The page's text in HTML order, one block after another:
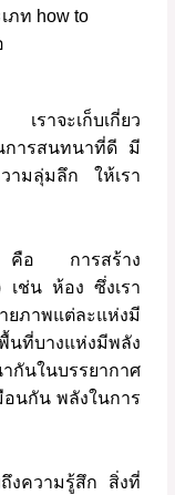
ภท how to
เราจะเก็บเกี่ยว
การสนทนาที่ดี
มี
วามลุ่มลึก
ให้เรา
คือ
การสร้าง
เช่น ห้อง ซึ่งเรา
ยภาพแต่ละแห่งมี
นที่บางแห่งมีพลัง
กันในบรรยากาศ
อนกัน พลังในการ
งความรู้สึก
สิ่งที่